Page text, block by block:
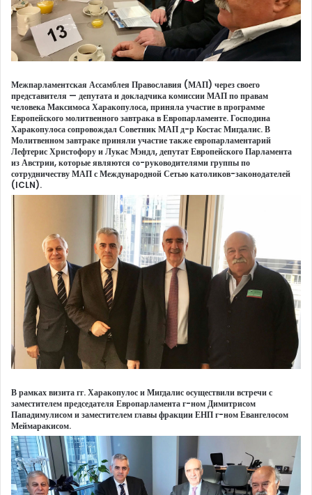
Межпарламентская Ассамблея Православия (МАП) через своего
представителя — депутата и докладчика комиссии МАП по правам
человека Максимоса Харакопулоса, приняла участие в программе
Европейского молитвенного завтрака в Европарламенте. Господина
Харакопулоса сопровождал Советник МАП д-р Костас Мигдалис. В
Молитвенном завтраке приняли участие также европарламентарий
Лефтерис Христофору и Лукас Мэндл, депутат Европейского Парламента
из Австрии, которые являются со-руководителями группы по
сотрудничеству МАП с Международной Сетью католиков-законодателей
(ICLN).
В рамках визита гг. Харакопулос и Мигдалис осуществили встречи с
заместителем председателя Европарламента г-ном Димитрисом
Пападимулисом и заместителем главы фракции ЕНП г-ном Евангелосом
Меймаракисом.